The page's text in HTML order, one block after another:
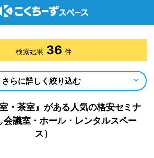
・茶室』がある人気の格安セミナ
会議室・ホール・レンタルスペー
ス）
検索結果 36 件
さらに詳しく絞り込む